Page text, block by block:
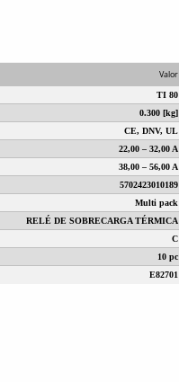
Valor
TI 80
0.300 [kg]
CE, DNV, UL
22,00 – 32,00 A
38,00 – 56,00 A
5702423010189
Multi pack
RELÉ DE SOBRECARGA TÉRMICA
C
10 pc
E82701